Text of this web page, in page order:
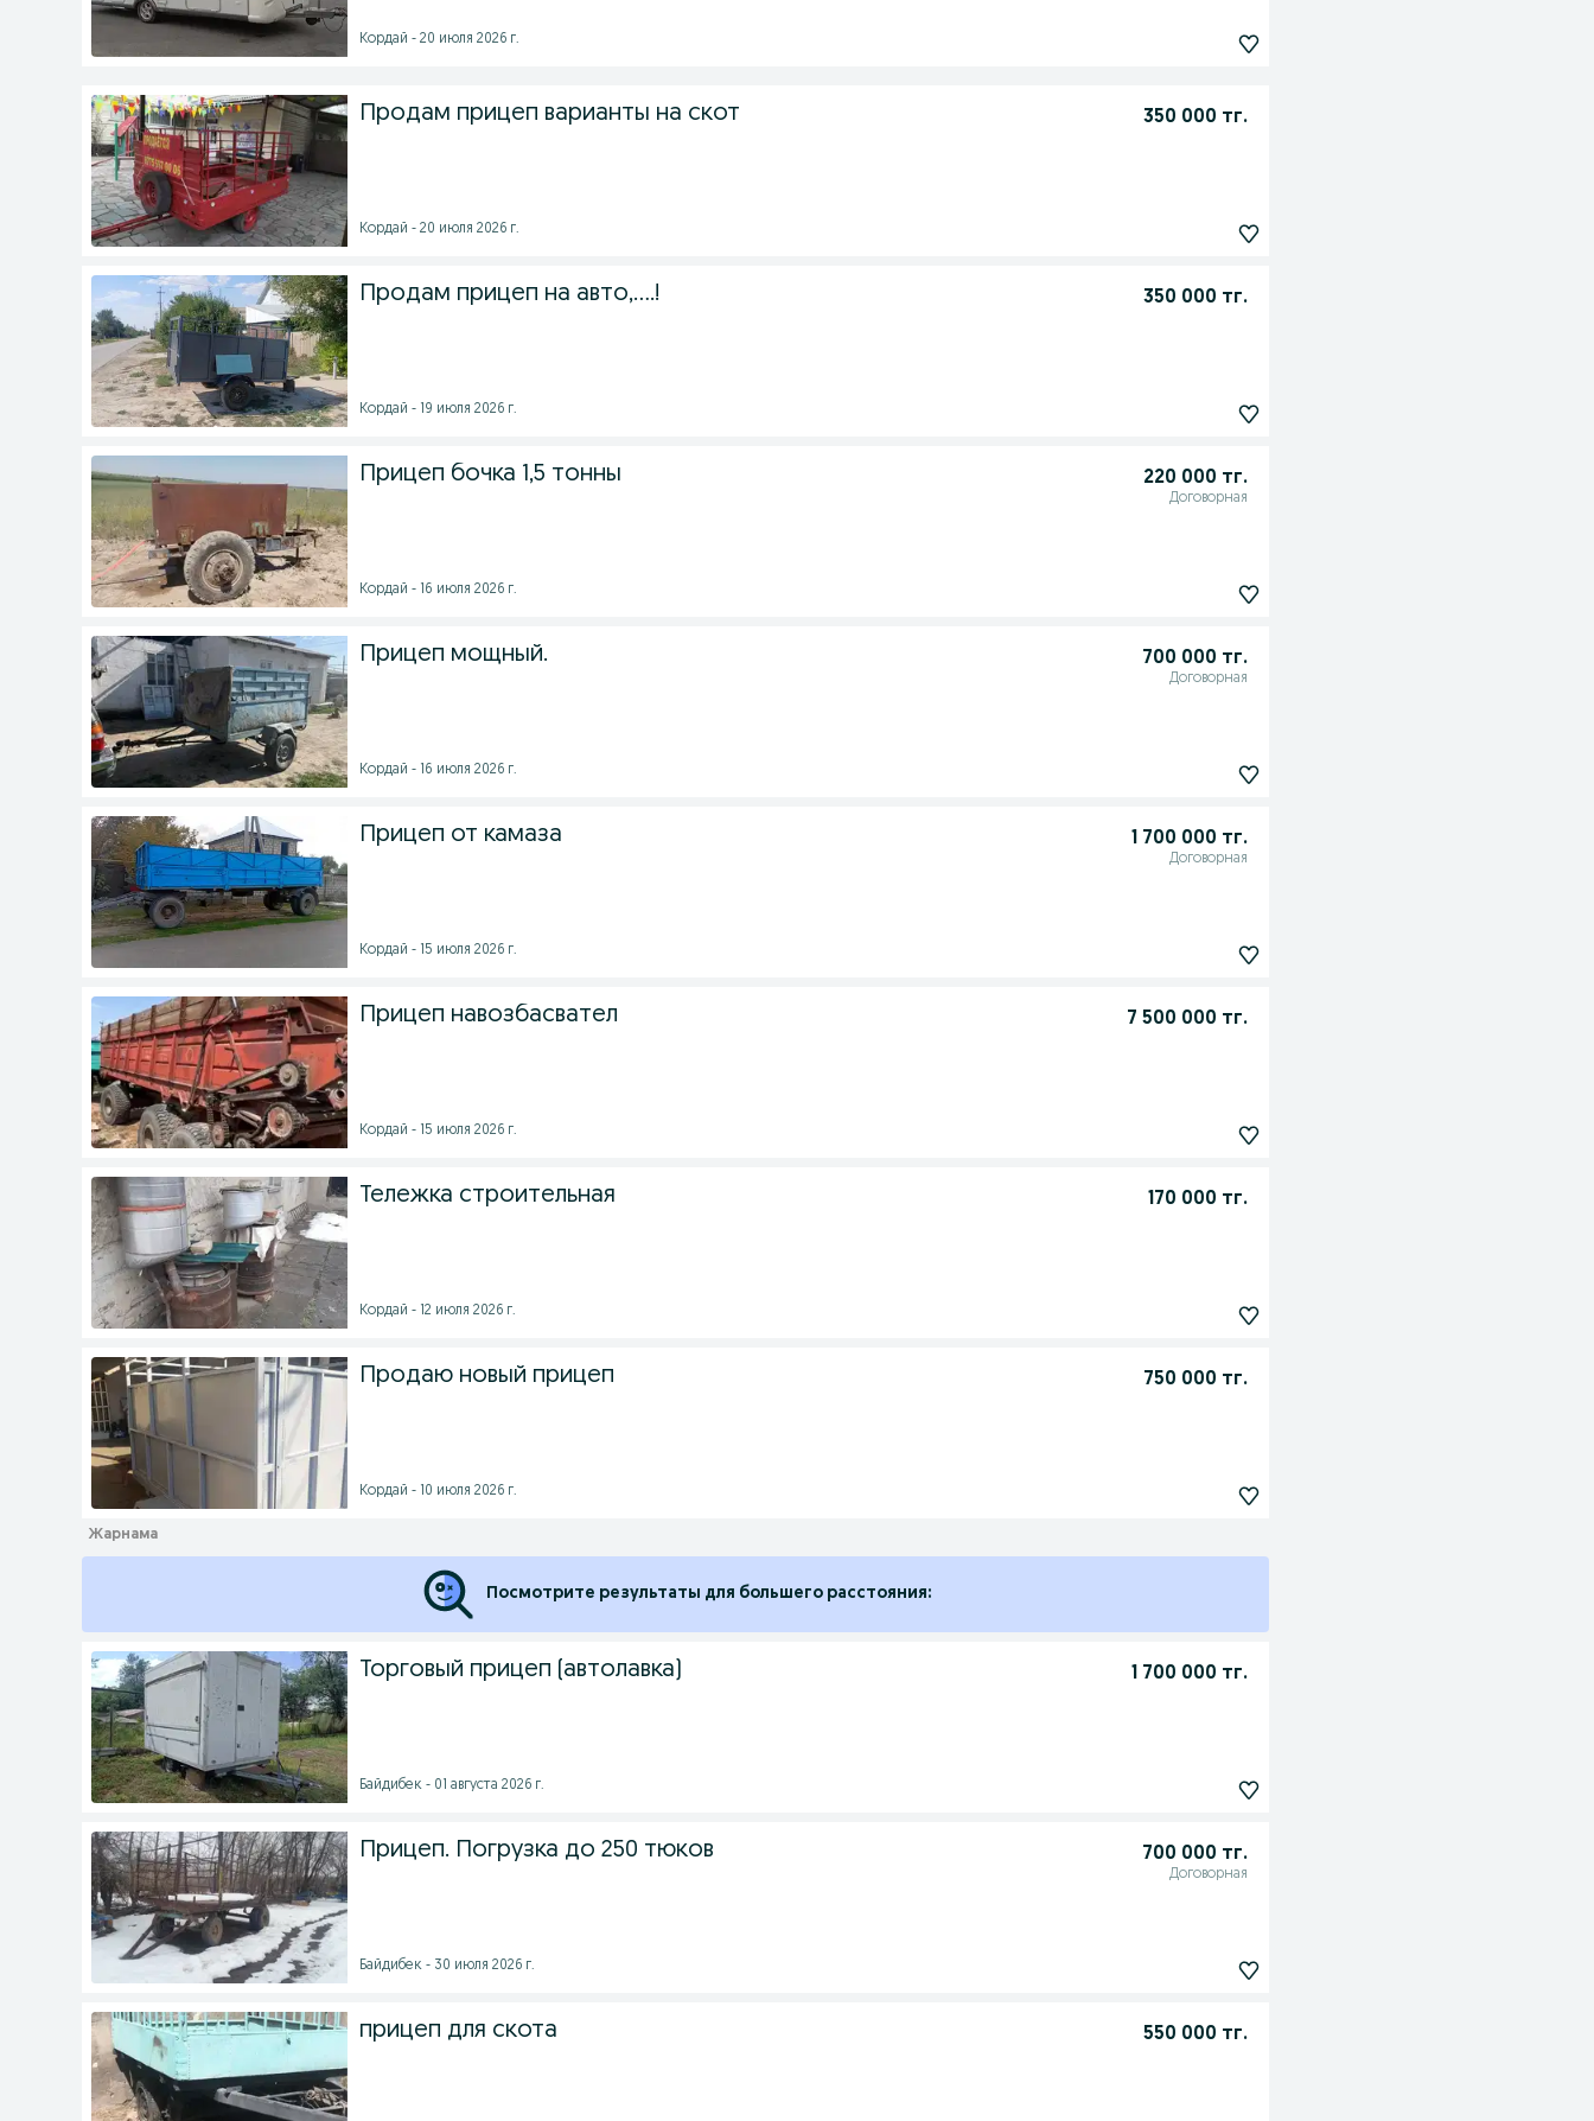
Кордай - 20 июля 2026 г.
Продам прицеп варианты на скот 350 000 тг.
Кордай - 20 июля 2026 г.
Продам прицеп на авто,….! 350 000 тг.
Кордай - 19 июля 2026 г.
Прицеп бочка 1,5 тонны 220 000 тг.
Договорная
Кордай - 16 июля 2026 г.
Прицеп мощный. 700 000 тг.
Договорная
Кордай - 16 июля 2026 г.
Прицеп от камаза 1 700 000 тг.
Договорная
Кордай - 15 июля 2026 г.
Прицеп навозбасвател 7 500 000 тг.
Кордай - 15 июля 2026 г.
Тележка строительная 170 000 тг.
Кордай - 12 июля 2026 г.
Продаю новый прицеп 750 000 тг.
Кордай - 10 июля 2026 г.
Посмотрите результаты для большего расстояния:
Торговый прицеп (автолавка) 1 700 000 тг.
Байдибек - 01 августа 2026 г.
Прицеп. Погрузка до 250 тюков 700 000 тг.
Договорная
Байдибек - 30 июля 2026 г.
прицеп для скота 550 000 тг.